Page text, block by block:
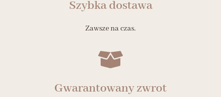
Szybka dostawa
Zawsze na czas.
Gwarantowany zwrot